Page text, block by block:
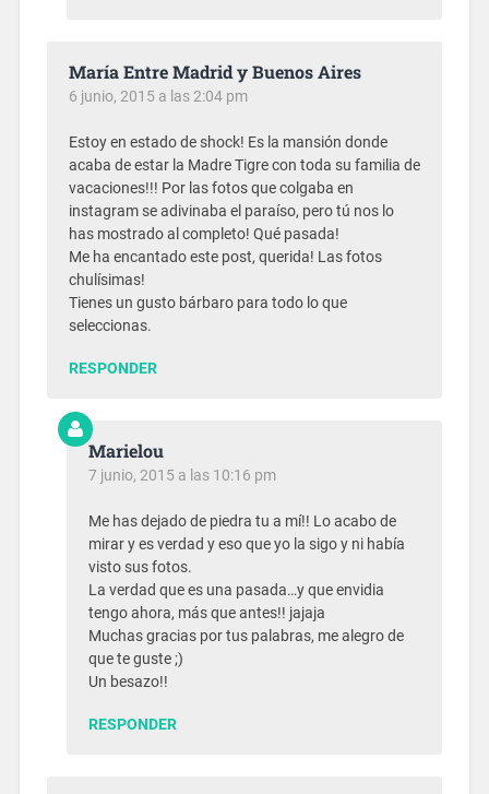
María Entre Madrid y Buenos Aires
6 junio, 2015 a las 2:04 pm
Estoy en estado de shock! Es la mansión donde
acaba de estar la Madre Tigre con toda su familia de
vacaciones!!! Por las fotos que colgaba en
instagram se adivinaba el paraíso, pero tú nos lo
has mostrado al completo! Qué pasada!
Me ha encantado este post, querida! Las fotos
chulísimas!
Tienes un gusto bárbaro para todo lo que
seleccionas.
RESPONDER
Marielou
7 junio, 2015 a las 10:16 pm
Me has dejado de piedra tu a mí!! Lo acabo de
mirar y es verdad y eso que yo la sigo y ni había
visto sus fotos.
La verdad que es una pasada…y que envidia
tengo ahora, más que antes!! jajaja
Muchas gracias por tus palabras, me alegro de
que te guste ;)
Un besazo!!
RESPONDER